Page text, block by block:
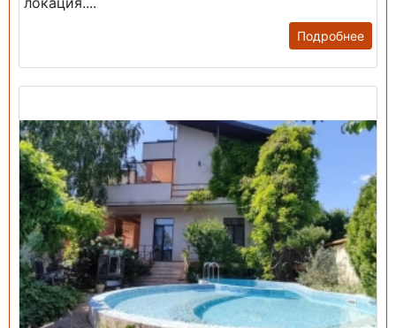
Подробнее